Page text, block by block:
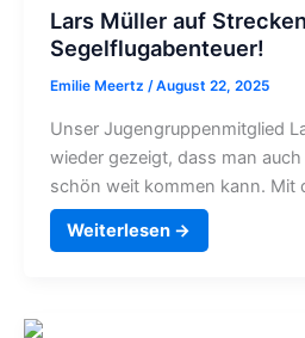
Lars Müller auf
Segelflugabenteuer!
Emilie Meertz /August 22, 2025
Unser Jugengruppenmitglied
wieder gezeigt, dass man
schön weit kommen kann. Mit
Weiterlesen →